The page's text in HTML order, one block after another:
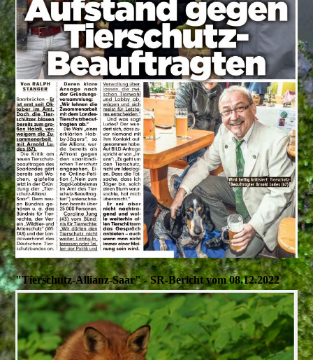
"Tierschutz-Allianz-Saar" - SR-Bericht vom 08.12.2022